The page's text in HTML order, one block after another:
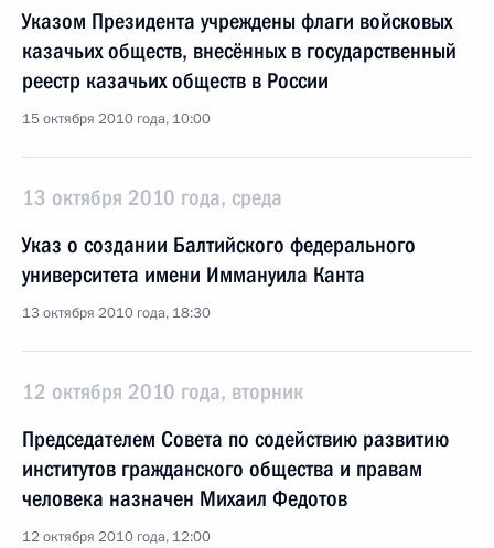
Указом Президента учреждены флаги войсковых
казачьих обществ, внесённых в государственный
реестр казачьих обществ в России
15 октября 2010 года, 10:00
13 октября 2010 года, среда
Указ о создании Балтийского федерального
университета имени Иммануила Канта
13 октября 2010 года, 18:30
12 октября 2010 года, вторник
Председателем Совета по содействию развитию
институтов гражданского общества и правам
человека назначен Михаил Федотов
12 октября 2010 года, 12:00